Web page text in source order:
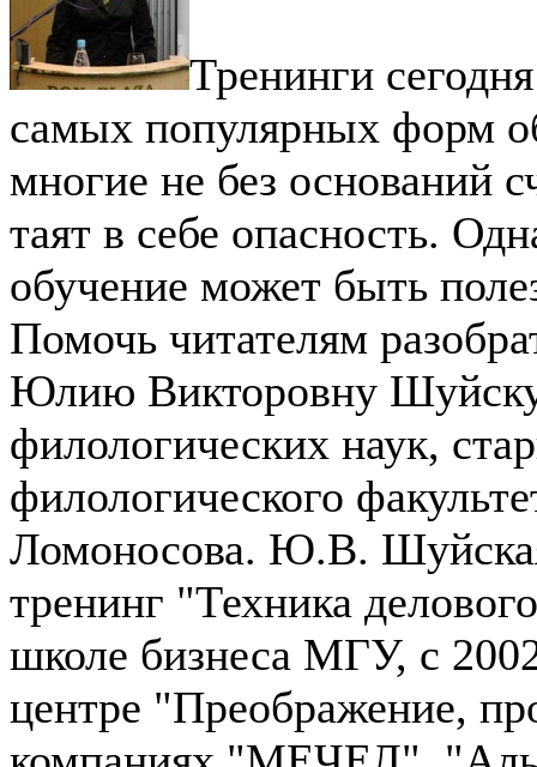
Тренинги
самых популярных форм
многие не без оснований
таят в себе опасность.
обучение может быть
Помочь читателям
Юлию Викторовну
филологических наук,
филологического
Ломоносова. Ю.В.
тренинг "Техника
школе бизнеса МГУ, с
центре "Преображение,